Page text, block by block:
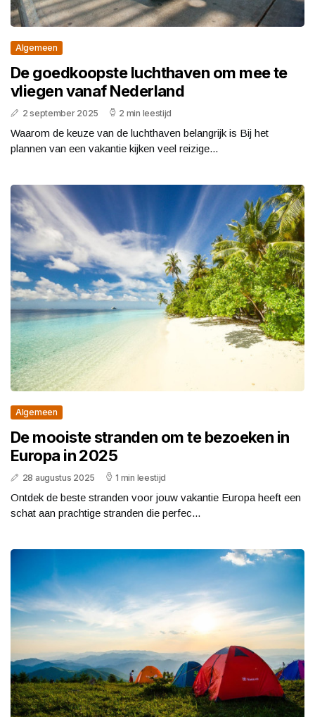
Algemeen
De goedkoopste luchthaven om mee te
vliegen vanaf Nederland
2 september 2025 2 min leestijd
Waarom de keuze van de luchthaven belangrijk is Bij het
plannen van een vakantie kijken veel reizige...
Algemeen
De mooiste stranden om te bezoeken in
Europa in 2025
28 augustus 2025 1 min leestijd
Ontdek de beste stranden voor jouw vakantie Europa heeft een
schat aan prachtige stranden die perfec...